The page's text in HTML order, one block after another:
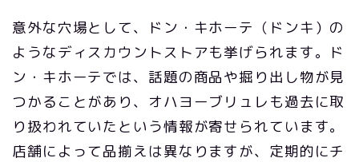
意外な穴場として、ドン・キホーテ（ドンキ）の
ようなディスカウントストアも挙げられます。ド
ン・キホーテでは、話題の商品や掘り出し物が見
つかることがあり、オハヨーブリュレも過去に取
り扱われていたという情報が寄せられています。
店舗によって品揃えは異なりますが、定期的にチ